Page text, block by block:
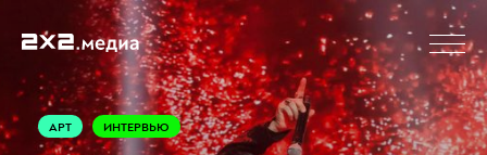
АРТ ИНТЕРВЬЮ